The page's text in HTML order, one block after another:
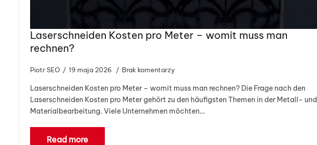
Laserschneiden Kosten pro Meter – womit muss man
rechnen?
Piotr SEO 19 maja 2026 Brak komentarzy
Laserschneiden Kosten pro Meter – womit muss man rechnen? Die Frage nach den
Laserschneiden Kosten pro Meter gehört zu den häufigsten Themen in der Metall- und
Materialbearbeitung. Viele Unternehmen möchten…
Read more